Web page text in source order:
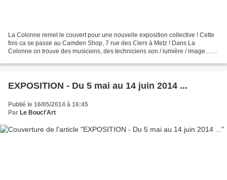
La Colonne remet le couvert pour une nouvelle exposition collective ! Cette
fois ca se passe au Camden Shop, 7 rue des Clers à Metz ! Dans La
Colonne on trouve des musiciens, des techniciens son / lumière / image ...
EXPOSITION - Du 5 mai au 14 juin 2014 ...
Publié le 16/05/2014 à 16:45
Par Le Boucl'Art